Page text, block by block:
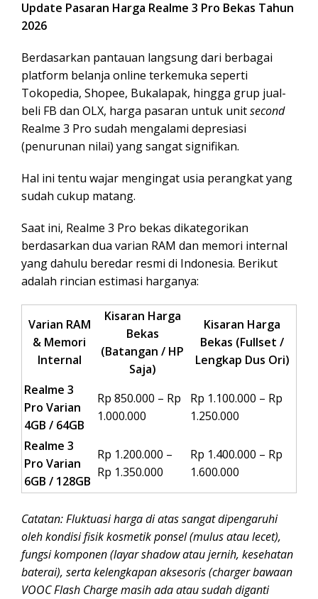
Update Pasaran Harga Realme 3 Pro Bekas Tahun
2026
Berdasarkan pantauan langsung dari berbagai
platform belanja online terkemuka seperti
Tokopedia, Shopee, Bukalapak, hingga grup jual-
beli FB dan OLX, harga pasaran untuk unitsecond
Realme 3 Pro sudah mengalami depresiasi
(penurunan nilai) yang sangat signifikan.
Hal ini tentu wajar mengingat usia perangkat yang
sudah cukup matang.
Saat ini, Realme 3 Pro bekas dikategorikan
berdasarkan dua varian RAM dan memori internal
yang dahulu beredar resmi di Indonesia. Berikut
adalah rincian estimasi harganya:
Varian RAM
& Memori
Internal
Kisaran Harga
Bekas
(Batangan / HP
Saja)
Kisaran Harga
Bekas (Fullset /
Lengkap Dus Ori)
Realme 3
Pro Varian
4GB / 64GB
Rp 850.000 – Rp
1.000.000
Rp 1.100.000 – Rp
1.250.000
Realme 3
Pro Varian
6GB / 128GB
Rp 1.200.000 –
Rp 1.350.000
Rp 1.400.000 – Rp
1.600.000
Catatan: Fluktuasi harga di atas sangat dipengaruhi
oleh kondisi fisik kosmetik ponsel (mulus atau lecet),
fungsi komponen (layar shadow atau jernih, kesehatan
baterai), serta kelengkapan aksesoris (charger bawaan
VOOC Flash Charge masih ada atau sudah diganti